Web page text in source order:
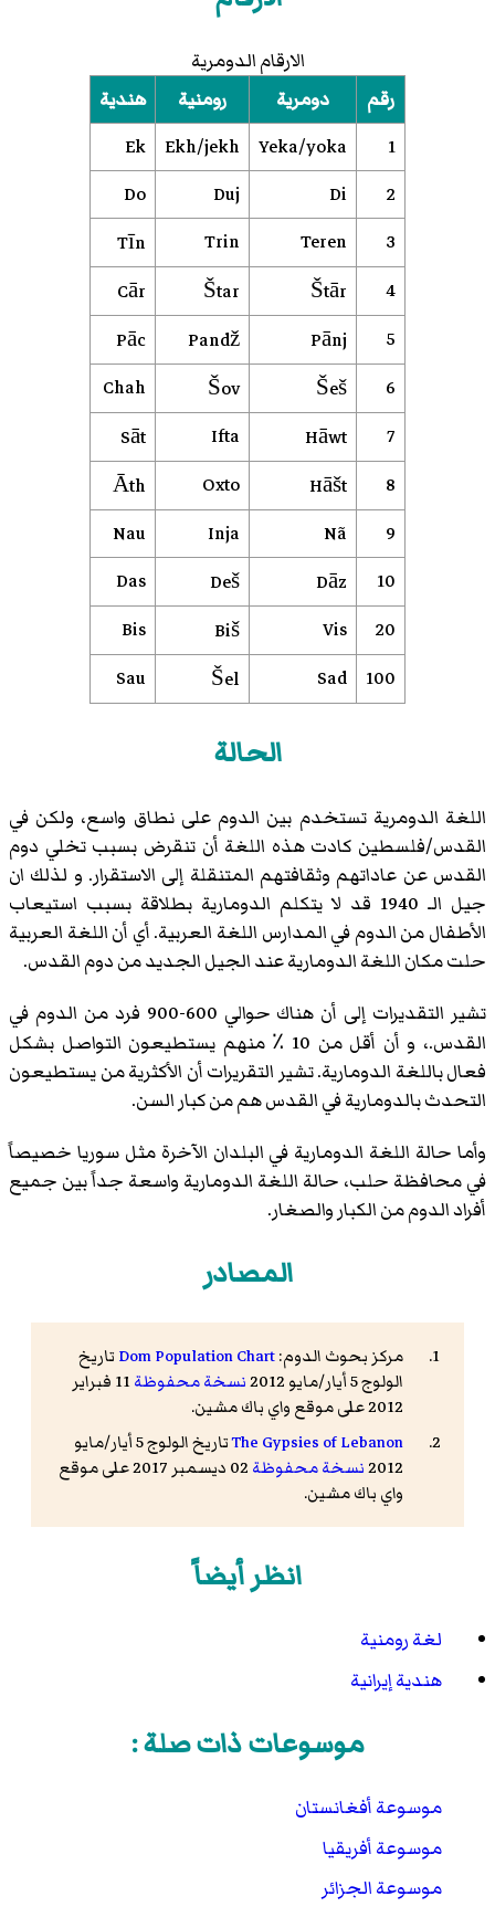
الارقام الدومرية
رقم
دومرية رومنية
هندية
1
Yeka/yoka
Ekh/jekh
Ek
2
Di
Duj
Do
3
Teren
Trin
Tīn
4
Štār
Štar
Cār
5
Pānj
Pandž
Pāc
6
Šeš
Šov
Chah
7
Hāwt
Ifta
Sāt
8
Hāšt
Oxto
Āth
9
Nã
Inja
Nau
10
Dāz
Deš
Das
20
Vis
Biš
Bis
100
Sad
Šel
Sau
الحالة
اللغة الدومرية تستخدم بين الدوم على نطاق واسع، ولكن في
القدس/فلسطين كادت هذه اللغة أن تنقرض بسبب تخلي دوم
القدس عن عاداتهم وثقافتهم المتنقلة إلى الاستقرار. و لذلك ان
جيل الـ 1940 قد لا يتكلم الدومارية بطلاقة بسبب استيعاب
الأطفال من الدوم في المدارس اللغة العربية. أي أن اللغة العربية
حلت مكان اللغة الدومارية عند الجيل الجديد من دوم القدس.
تشير التقديرات إلى أن هناك حوالي 600-900 فرد من الدوم في
القدس.، و أن أقل من 10 ٪ منهم يستطيعون التواصل بشكل
فعال باللغة الدومارية. تشير التقريرات أن الأكثرية من يستطيعون
التحدث بالدومارية في القدس هم من كبار السن.
وأما حالة اللغة الدومارية في البلدان الآخرة مثل سوريا خصيصاً
في محافظة حلب، حالة اللغة الدومارية واسعة جداً بين جميع
أفراد الدوم من الكبار والصغار.
المصادر
مركز بحوث الدوم:Dom Population Chart تاريخ
الولوج 5 أيار/مايو 2012
نسخة محفوظة
11 فبراير
2012 على موقع واي باك مشين.
The Gypsies of Lebanon
تاريخ الولوج 5 أيار/مايو
2012نسخة محفوظة
02 ديسمبر 2017 على موقع
واي باك مشين.
انظر أيضاً
لغة رومنية
هندية إيرانية
موسوعات ذات صلة :
موسوعة أفغانستان
موسوعة أفريقيا
موسوعة الجزائر